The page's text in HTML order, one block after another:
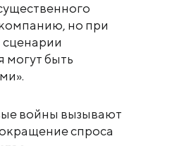
но при
могут быть
войны вызывают
спроса